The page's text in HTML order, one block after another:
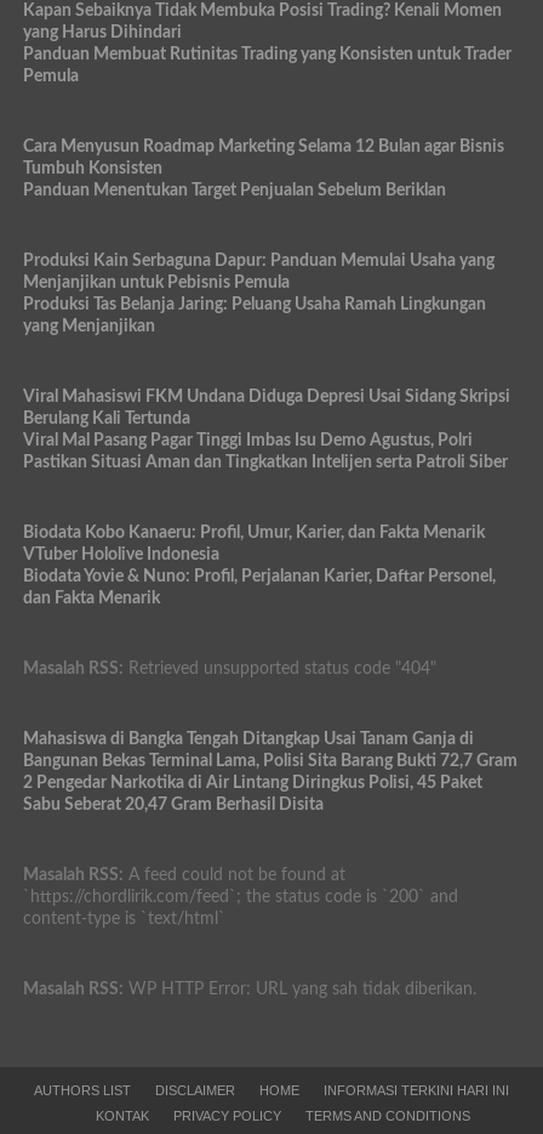
Kapan Sebaiknya Tidak Membuka Posisi Trading? Kenali Momen
yang Harus Dihindari
Panduan Membuat Rutinitas Trading yang Konsisten untuk Trader
Pemula
Cara Menyusun Roadmap Marketing Selama 12 Bulan agar Bisnis
Tumbuh Konsisten
Panduan Menentukan Target Penjualan Sebelum Beriklan
Produksi Kain Serbaguna Dapur: Panduan Memulai Usaha yang
Menjanjikan untuk Pebisnis Pemula
Produksi Tas Belanja Jaring: Peluang Usaha Ramah Lingkungan
yang Menjanjikan
Viral Mahasiswi FKM Undana Diduga Depresi Usai Sidang Skripsi
Berulang Kali Tertunda
Viral Mal Pasang Pagar Tinggi Imbas Isu Demo Agustus, Polri
Pastikan Situasi Aman dan Tingkatkan Intelijen serta Patroli Siber
Biodata Kobo Kanaeru: Profil, Umur, Karier, dan Fakta Menarik
VTuber Hololive Indonesia
Biodata Yovie & Nuno: Profil, Perjalanan Karier, Daftar Personel,
dan Fakta Menarik
Masalah RSS: Retrieved unsupported status code "404"
Mahasiswa di Bangka Tengah Ditangkap Usai Tanam Ganja di
Bangunan Bekas Terminal Lama, Polisi Sita Barang Bukti 72,7 Gram
2 Pengedar Narkotika di Air Lintang Diringkus Polisi, 45 Paket
Sabu Seberat 20,47 Gram Berhasil Disita
Masalah RSS: A feed could not be found at
`https://chordlirik.com/feed`; the status code is `200` and
content-type is `text/html`
Masalah RSS: WP HTTP Error: URL yang sah tidak diberikan.
AUTHORS LIST DISCLAIMER HOME
INFORMASI TERKINI HARI INI
KONTAK
PRIVACY POLICY TERMS AND CONDITIONS